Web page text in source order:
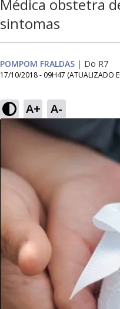
Médica obstetra
sintomas
POMPOM FRALDAS | Do R7
17/10/2018 - 09H47 (ATUALIZADO
A+ A-